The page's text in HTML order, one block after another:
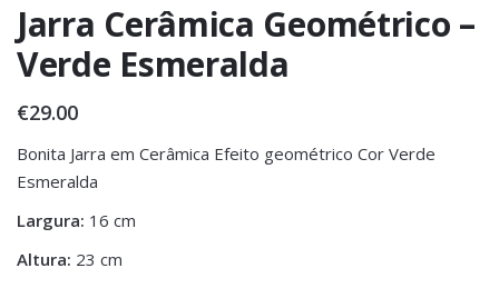
Jarra Cerâmica Geométrico –
Verde Esmeralda
€29.00
Bonita Jarra em Cerâmica Efeito geométrico Cor Verde
Esmeralda
Largura: 16 cm
Altura: 23 cm